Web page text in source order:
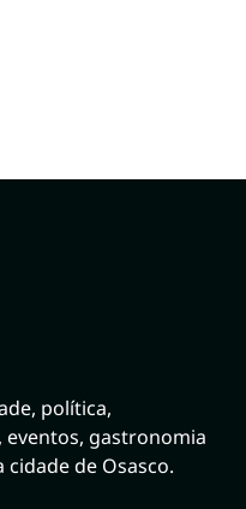
política,
gastronomia
de Osasco.